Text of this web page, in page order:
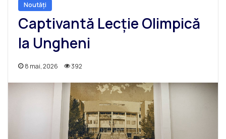
Noutăți
Captivantă Lecție Olimpică
la Ungheni
8 mai, 2026 392